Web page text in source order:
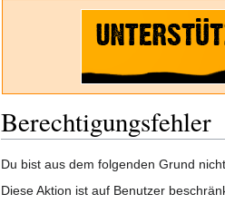
Berechtigungsfehler
Zur
Navigation
Zur
Suche
Du bist aus dem folgenden Grund
Diese Aktion ist auf Benutzer